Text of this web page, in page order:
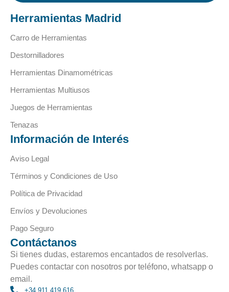
Herramientas Madrid
Carro de Herramientas
Destornilladores
Herramientas Dinamométricas
Herramientas Multiusos
Juegos de Herramientas
Tenazas
Información de Interés
Aviso Legal
Términos y Condiciones de Uso
Política de Privacidad
Envíos y Devoluciones
Pago Seguro
Contáctanos
Si tienes dudas, estaremos encantados de resolverlas.
Puedes contactar con nosotros por teléfono, whatsapp o
email.
+34 911 419 616